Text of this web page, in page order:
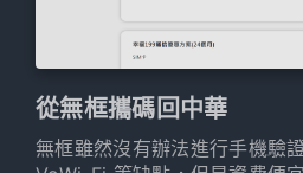
從無框攜碼回中華
無框雖然沒有辦法進行手機驗